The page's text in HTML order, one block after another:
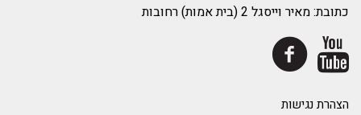
כתובת: מאיר וייסגל 2 (בית אמות) רחובות
הצהרת נגישות